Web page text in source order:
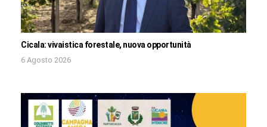
Cicala: vivaistica forestale, nuova opportunità
6 Agosto 2026